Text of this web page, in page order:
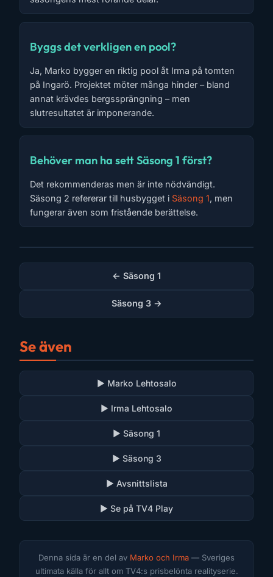
Byggs det verkligen en pool?
Ja, Marko bygger en riktig pool åt Irma på tomten
på Ingarö. Projektet möter många hinder – bland
annat krävdes bergssprängning – men
slutresultatet är imponerande.
Behöver man ha sett Säsong 1 först?
Det rekommenderas men är inte nödvändigt.
Säsong 2 refererar till husbygget i Säsong 1, men
fungerar även som fristående berättelse.
← Säsong 1
Säsong 3 →
Se även
▶ Marko Lehtosalo
▶ Irma Lehtosalo
▶ Säsong 1
▶ Säsong 3
▶ Avsnittslista
▶ Se på TV4 Play
Denna sida är en del av Marko och Irma — Sveriges
ultimata källa för allt om TV4:s prisbelönta realityserie.